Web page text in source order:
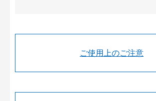
ご使用上のご注意